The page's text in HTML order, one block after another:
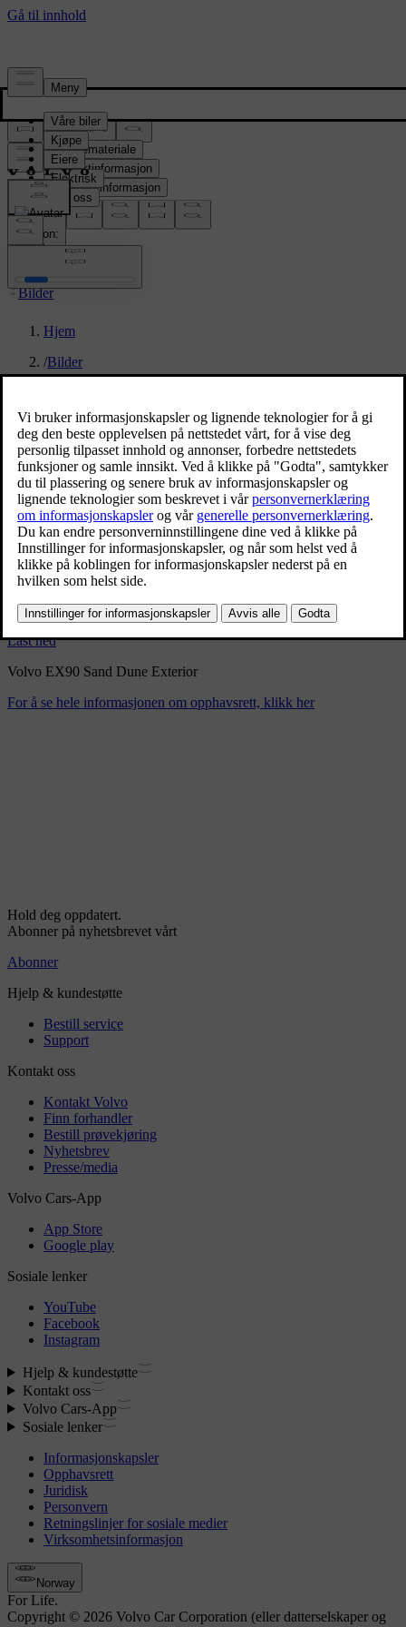
Presserom
Pressemateriale
Produktinformasjon
Selskapsinformasjon
Mediekontakter
location:
NO
Bilder
Hjem
/Bilder
Volvo EX90 Sand Dune
Exterior
9/3/2024
Bokmerke
Del
Last ned
Volvo EX90 Sand Dune Exterior
For å se hele informasjonen om opphavsrett, klikk her